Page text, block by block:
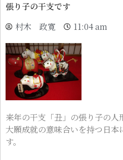
張り子の干支です
村木 政寛
11:04 am
来年の干支「丑」の張り子の人
大願成就の意味合いを持つ日本
す。